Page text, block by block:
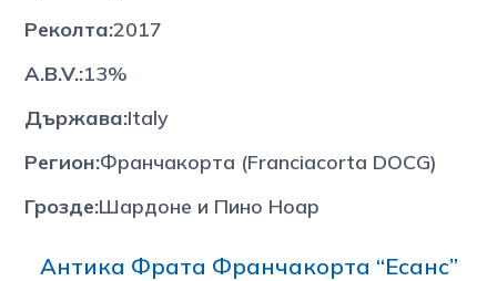
Реколта:2017
A.B.V.:13%
Държава:Italy
Регион:Франчакорта (Franciacorta DOCG)
Грозде:Шардоне и Пино Ноар
Антика Фрата Франчакорта “Есанс”